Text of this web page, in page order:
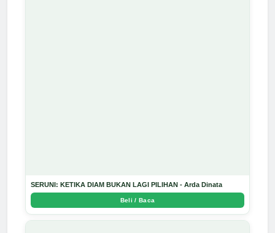
SERUNI: KETIKA DIAM BUKAN LAGI PILIHAN - Arda Dinata
Beli / Baca